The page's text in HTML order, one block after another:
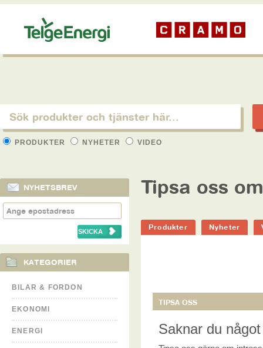
PRODUKTER NYHETER VIDEO
NYHETSBREV
KATEGORIER
BILAR & FORDON
EKONOMI
ENERGI
Tipsa oss
Produkter Nyheter
TIPSA OSS
Saknar du